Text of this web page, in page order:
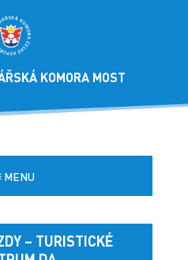
KOMORA MOST
MENU
– TURISTICKÉ